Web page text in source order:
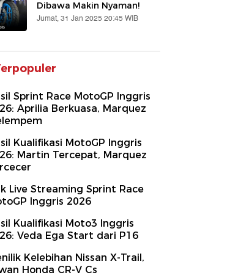
Dibawa Makin Nyaman!
Jumat, 31 Jan 2025 20:45 WIB
Sprint Race MotoGP Inggris
Aprilia Berkuasa, Marquez
Kualifikasi MotoGP Inggris
Martin Tercepat, Marquez
Live Streaming Sprint Race
Inggris 2026
Kualifikasi Moto3 Inggris
Veda Ega Start dari P16
Kelebihan Nissan X-Trail,
Honda CR-V Cs